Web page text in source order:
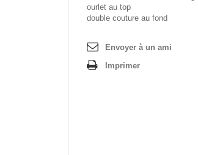
ourlet au top
double couture au fond
Envoyer à un ami
Imprimer